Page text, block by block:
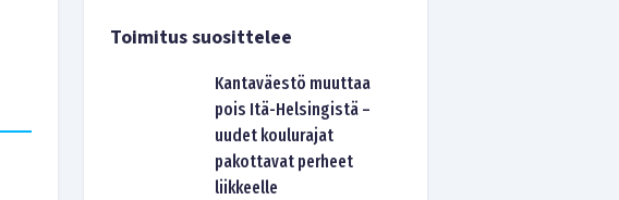
Toimitus suosittelee
Kantaväestö muuttaa
pois Itä-Helsingistä –
uudet koulurajat
pakottavat perheet
liikkeelle